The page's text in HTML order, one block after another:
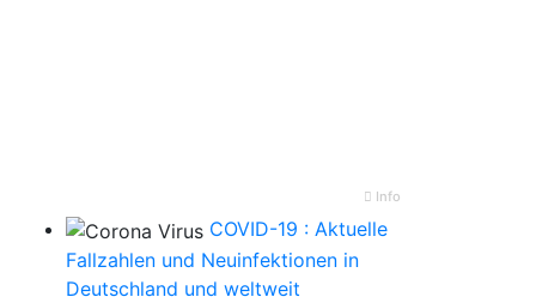
Info
COVID-19 : Aktuelle
Fallzahlen und Neuinfektionen in
Deutschland und weltweit